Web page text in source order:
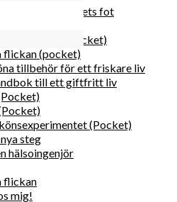
vid bergets fot
i solen (pocket)
flickan (pocket)
tillbehör för ett friskare liv
till ett giftfritt liv
(Pocket)
steg
hälsoingenjör
flickan
mig!